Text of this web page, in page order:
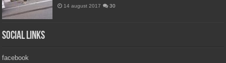
14 august 2017 30
Social Links
facebook